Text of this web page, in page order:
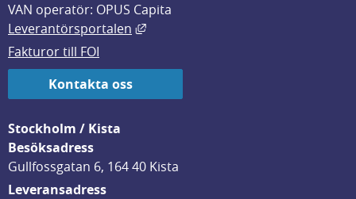
VAN operatör: OPUS Capita
Leverantörsportalen
Länk till annan webbplats, öppnas
Fakturor till FOI
Kontakta oss
Stockholm / Kista
Besöksadress
Gullfossgatan 6, 164 40 Kista
Leveransadress